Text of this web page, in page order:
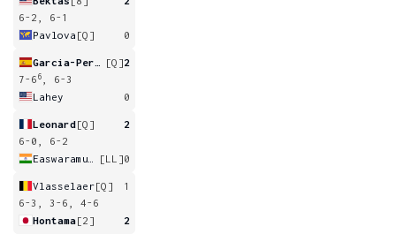
6-2, 6-1
Pavlova [Q] 0
[Q]2
7-6 6
, 6-3
Lahey
0
Leonard[Q]
2
6-0, 6-2
[LL]0
Vlasselaer[Q]
1
6-3, 3-6, 4-6
Hontama[2] 2